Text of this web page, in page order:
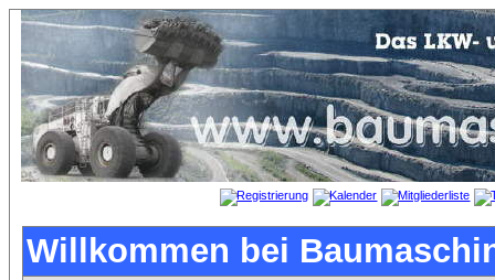
Willkommen bei